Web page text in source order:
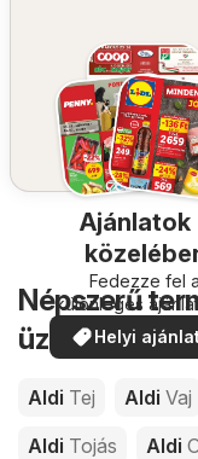
Ajánlatok
Fedezze fel a
különleges
Helyi
Népszerű
üzleteiben
Aldi Tej Aldi Vaj
Aldi Tojás Aldi